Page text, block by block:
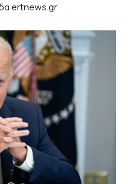
ertnews.gr